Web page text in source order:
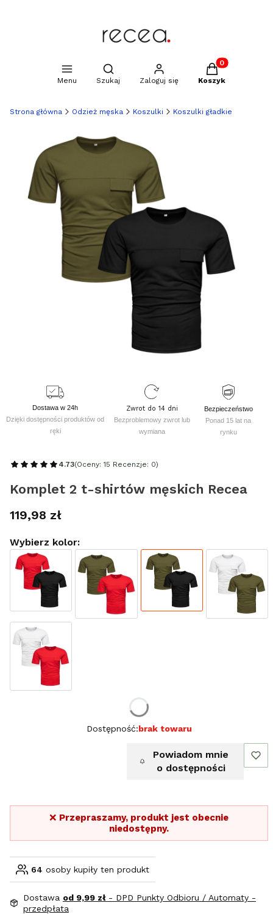
Menu
Otwórz wyszukiwarkę
Szukaj Zaloguj się
Produkty w
Koszyk
Strona główna Odzież męska Koszulki Koszulki gładkie
Dostawa w 24h
Dzięki dostępności produktów od
ręki
Zwrot do 14 dni
Bezproblemowy zwrot lub
wymiana
Bezpieczeństwo
Ponad 15 lat na
rynku
4.73(Oceny: 15 Recenzje: 0)
Komplet 2 t-shirtów męskich Recea
Cena
119,98 zł
Wybierz kolor:
Dostępność:brak towaru
Powiadom mnie
o dostępności
❌ Przepraszamy, produkt jest obecnie
niedostępny.
64 osoby kupiły ten produkt
Dostawa od 9,99 zł - DPD Punkty Odbioru / Automaty -
przedpłata